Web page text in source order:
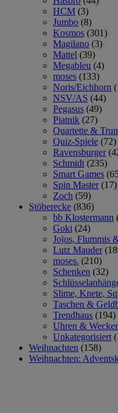
HCM (3)
Jumbo (8)
Kosmos (301)
Magilano (3)
Mattel (39)
Megableu (4)
moses (133)
Noris/Eichhorn
NSV/AS (44)
Pegasus (49)
Piatnik (27)
Quartette &
Quiz-Spiele (72)
Ravensburger
Schmidt (235)
Smart Games
Spin Master (17)
Zoch (59)
Stöberecke (836)
bb Klostermann
Goki (24)
Jojos, Flummis
Lutz Mauder
moses. (210)
Schenken (32)
Slime, Knete,
Taschen &
Trendhaus (194)
Uhren & Wecker
Unkategorisiert
Weihnachten (158)
Weihnachten: